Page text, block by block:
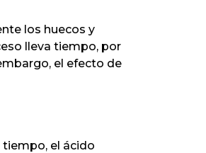
los huecos y
lleva tiempo, por
el efecto de
tiempo, el ácido